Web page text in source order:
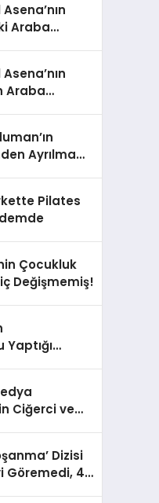
Araba
Araba
Ayrılma
Pilates
Çocukluk
Değişmemiş!
Ciğerci ve
Dizisi
Göremedi, 4.